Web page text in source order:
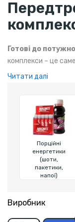
Готові до
комплекси – це
вивести свої
допоможуть
Читати далі
Порційні
енергетики
(шоти,
пакетики,
напої)
Виробник